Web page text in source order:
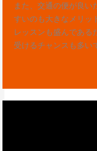
また、交通の便が良い
すいのも大きなメリッ
レッスンも盛んである
受けるチャンスも多い